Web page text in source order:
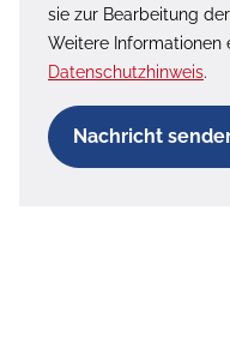
sie zur Bearbeitung
Weitere Informationen
Datenschutzhinweis.
Nachricht